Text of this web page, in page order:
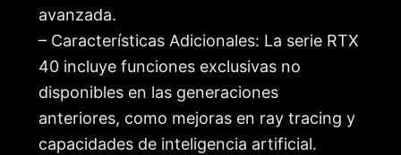
avanzada.
– Características Adicionales: La serie RTX
40 incluye funciones exclusivas no
disponibles en las generaciones
anteriores, como mejoras en ray tracing y
capacidades de inteligencia artificial.